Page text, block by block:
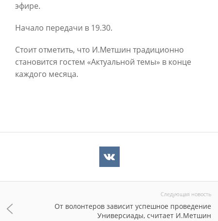
эфире.
Начало передачи в 19.30.
Стоит отметить, что И.Метшин традиционно
становится гостем «Актуальной темы» в конце
каждого месяца.
Следующая новость
От волонтеров зависит успешное проведение
Универсиады, считает И.Метшин